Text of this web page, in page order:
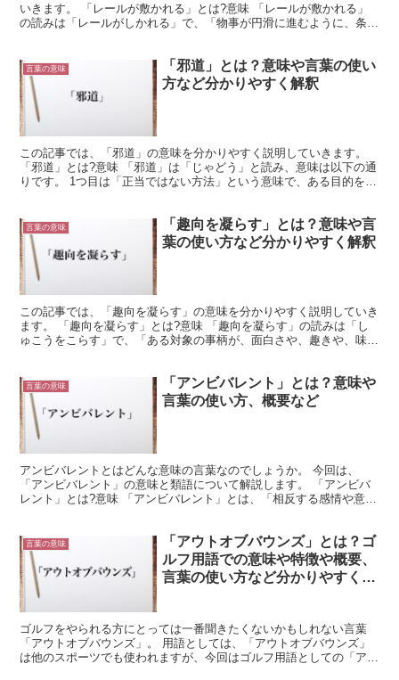
いきます。 「レールが敷かれる」とは?意味 「レールが敷かれる」
の読みは「レールがしかれる」で、「物事が円滑に進むように、条件
言葉の意味
「邪道」とは？意味や言葉の使い
方など分かりやすく解釈
この記事では、「邪道」の意味を分かりやすく説明していきます。
「邪道」とは?意味 「邪道」は「じゃどう」と読み、意味は以下の通
りです。 1つ目は「正当ではない方法」という意味で、ある目的を達
言葉の意味
「趣向を凝らす」とは？意味や言
葉の使い方など分かりやすく解釈
この記事では、「趣向を凝らす」の意味を分かりやすく説明していき
ます。 「趣向を凝らす」とは?意味 「趣向を凝らす」の読みは「し
ゅこうをこらす」で、「ある対象の事柄が、面白さや、趣きや、味わ
言葉の意味
「アンビバレント」とは？意味や
言葉の使い方、概要など
アンビバレントとはどんな意味の言葉なのでしょうか。 今回は、
「アンビバレント」の意味と類語について解説します。 「アンビバ
レント」とは?意味 「アンビバレント」とは、「相反する感情や意見
言葉の意味
「アウトオブバウンズ」とは？ゴ
ルフ用語での意味や特徴や概要、
言葉の使い方など分かりやすく解
ゴルフをやられる方にとっては一番聞きたくないかもしれない言葉
「アウトオブバウンズ」。 用語としては、「アウトオブバウンズ」
は他のスポーツでも使われますが、今回はゴルフ用語としての「アウ